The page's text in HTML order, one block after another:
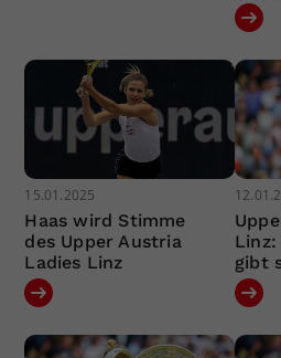
15.01.2025
Haas wird Stimme
des Upper Austria
Ladies Linz
Linz:
gibt